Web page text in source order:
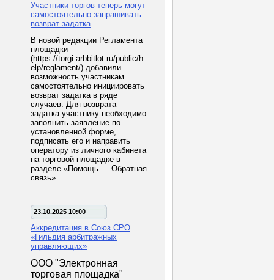
Участники торгов теперь могут
самостоятельно запрашивать
возврат задатка
В новой редакции Регламента
площадки
(https://torgi.arbbitlot.ru/public/h
elp/reglament/) добавили
возможность участникам
самостоятельно инициировать
возврат задатка в ряде
случаев. Для возврата
задатка участнику необходимо
заполнить заявление по
установленной форме,
подписать его и направить
оператору из личного кабинета
на торговой площадке в
разделе «Помощь — Обратная
связь».
23.10.2025 10:00
Аккредитация в Союз СРО
«Гильдия арбитражных
управляющих»
ООО "Электронная
торговая площадка"